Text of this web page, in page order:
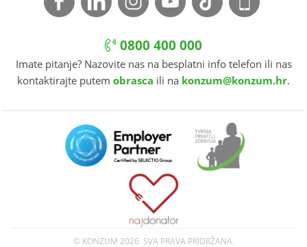
0800 400 000
Imate pitanje? Nazovite nas na besplatni info telefon ili nas
kontaktirajte putem obrasca ili na konzum@konzum.hr.
© KONZUM 2026. SVA PRAVA PRIDRŽANA.